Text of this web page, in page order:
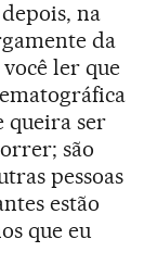
na
da
ler que
queira ser
são
pessoas
estão
que eu